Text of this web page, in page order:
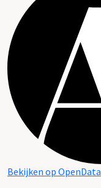
Bekijken op OpenData